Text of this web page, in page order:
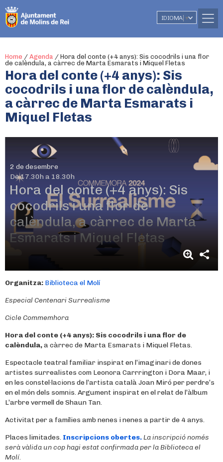
IDIOMA ▼
Home / Agenda / Hora del conte (+4 anys): Sis cocodrils i una flor
de calèndula, a càrrec de Marta Esmarats i Miquel Fletas
Hora del conte (+4 anys): Sis
cocodrils i una flor de calèndula,
a càrrec de Marta Esmarats i
Miquel Fletas
2 de desembre
De 17.30h a 18.30h
Hora del conte (+4 anys): Sis
cocodrils i una flor de
calèndula, a càrrec de Marta
Esmarats i Miquel Fletas
Organitza: Biblioteca el Molí
Especial Centenari Surrealisme
Cicle Commemhora
Hora del conte (+4 anys): Sis cocodrils i una flor de
calèndula,a càrrec de Marta Esmarats i Miquel Fletas.
Espectacle teatral familiar inspirat en l’imaginari de dones
artistes surrealistes com Leonora Carrrington i Dora Maar, i
en les constel·lacions de l’artista català Joan Miró per perdre’s
en el món dels somnis. Argument inspirat en el relat de l’àlbum
L’arbre vermell de Shaun Tan.
Activitat per a famílies amb nenes i nenes a partir de 4 anys.
Places limitades. Inscripcions obertes.La inscripció només
serà vàlida un cop hagi estat confirmada per la Biblioteca el
Molí.